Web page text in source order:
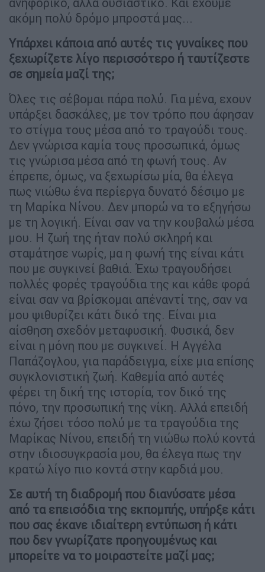
ακόμη πολύ δρόμο μπροστά μας...
Υπάρχει κάποια από αυτές τις γυναίκες που
ξεχωρίζετε λίγο περισσότερο ή ταυτίζεστε
σε σημεία μαζί της;
Όλες τις σέβομαι πάρα πολύ. Για μένα, εχουν
υπάρξει δασκάλες, με τον τρόπο που άφησαν
το στίγμα τους μέσα από το τραγούδι τους.
Δεν γνώρισα καμία τους προσωπικά, όμως
τις γνώρισα μέσα από τη φωνή τους. Αν
έπρεπε, όμως, να ξεχωρίσω μία, θα έλεγα
πως νιώθω ένα περίεργα δυνατό δέσιμο με
τη Μαρίκα Νίνου. Δεν μπορώ να το εξηγήσω
με τη λογική. Είναι σαν να την κουβαλώ μέσα
μου. Η ζωή της ήταν πολύ σκληρή και
σταμάτησε νωρίς, μα η φωνή της είναι κάτι
που με συγκινεί βαθιά. Έχω τραγουδήσει
πολλές φορές τραγούδια της και κάθε φορά
είναι σαν να βρίσκομαι απέναντί της, σαν να
μου ψιθυρίζει κάτι δικό της. Είναι μια
αίσθηση σχεδόν μεταφυσική. Φυσικά, δεν
είναι η μόνη που με συγκινεί. Η Αγγέλα
Παπάζογλου, για παράδειγμα, είχε μια επίσης
συγκλονιστική ζωή. Καθεμία από αυτές
φέρει τη δική της ιστορία, τον δικό της
πόνο, την προσωπική της νίκη. Αλλά επειδή
έχω ζήσει τόσο πολύ με τα τραγούδια της
Μαρίκας Νίνου, επειδή τη νιώθω πολύ κοντά
στην ιδιοσυγκρασία μου, θα έλεγα πως την
κρατώ λίγο πιο κοντά στην καρδιά μου.
Σε αυτή τη διαδρομή που διανύσατε μέσα
από τα επεισόδια της εκπομπής, υπήρξε κάτι
που σας έκανε ιδιαίτερη εντύπωση ή κάτι
που δεν γνωρίζατε προηγουμένως και
μπορείτε να το μοιραστείτε μαζί μας;